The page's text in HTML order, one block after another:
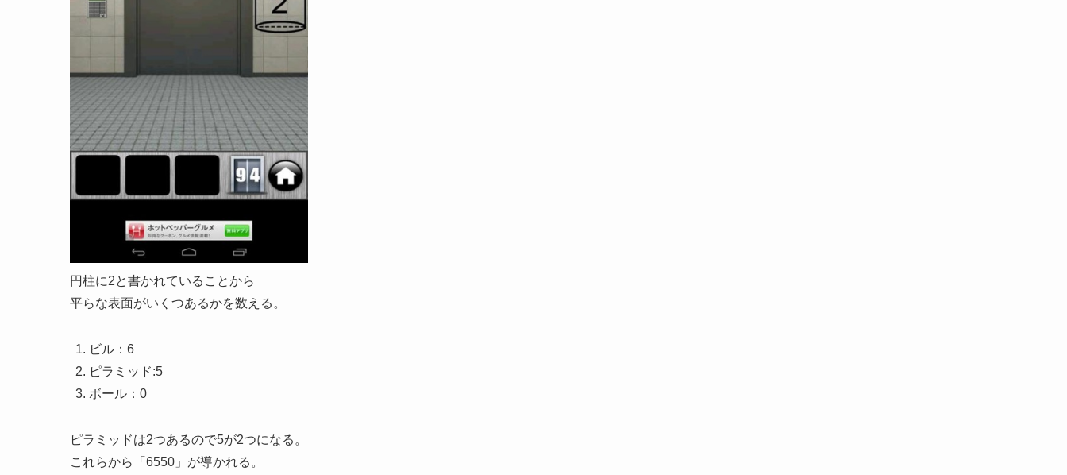
円柱に2と書かれていることから
平らな表面がいくつあるかを数える。
ビル：6
ピラミッド:5
ボール：0
ピラミッドは2つあるので5が2つになる。
これらから「6550」が導かれる。